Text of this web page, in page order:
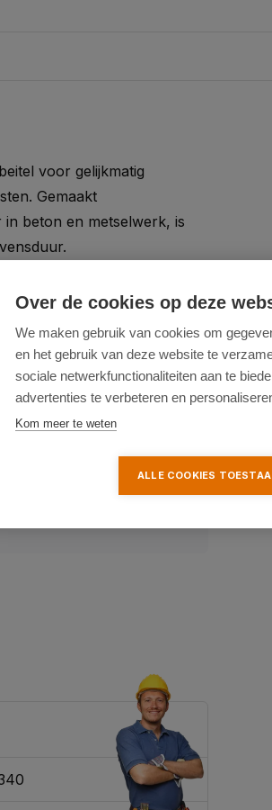
voor gelijkmatig
Gemaakt
beton en metselwerk, is
Over de cookies op deze
We maken gebruik van cookies om
en het gebruik van deze website te
sociale netwerkfunctionaliteiten aan te
advertenties te verbeteren en
Kom meer te weten
ALLE COOKIES